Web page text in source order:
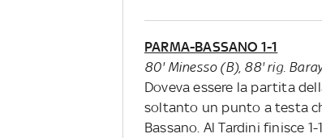
PARMA-BASSANO 1-1
80' Minesso (B), 88' rig.
Doveva essere la partita
soltanto un punto a testa
Bassano. Al Tardini finisce